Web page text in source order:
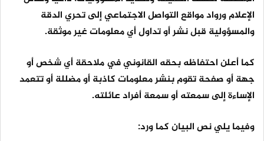
الإعلام ورواد مواقع التواصل الاجتماعي إلى تحري الدقة
والمسؤولية قبل نشر أو تداول أي معلومات غير موثقة.
كما أعلن احتفاظه بحقه القانوني في ملاحقة أي شخص أو
جهة أو صفحة تقوم بنشر معلومات كاذبة أو مضللة أو تتعمد
الإساءة إلى سمعته أو سمعة أفراد عائلته.
وفيما يلي نص البيان كما ورد: